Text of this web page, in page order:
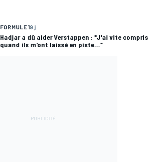
FORMULE 19 j
Hadjar a dû aider Verstappen : "J'ai vite compris
quand ils m'ont laissé en piste..."